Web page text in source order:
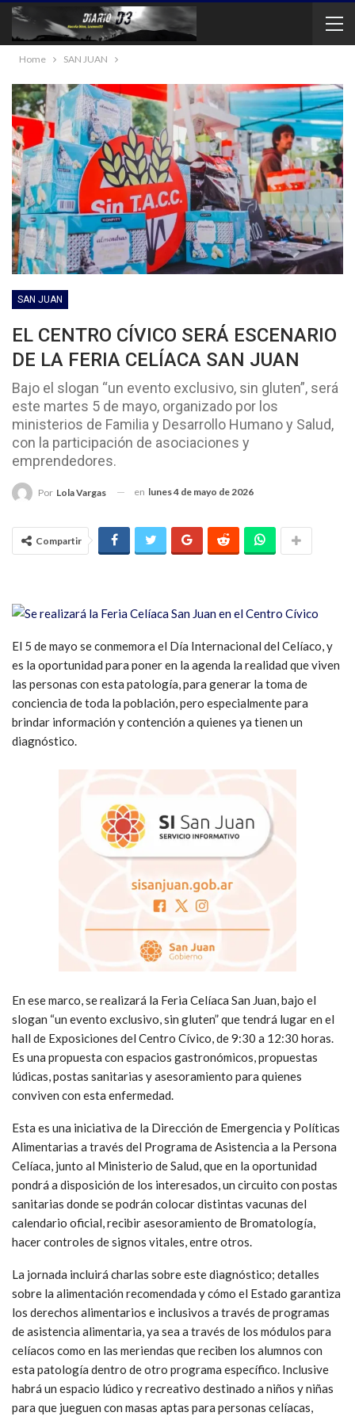
Home SAN JUAN
SAN JUAN
EL CENTRO CÍVICO SERÁ ESCENARIO
DE LA FERIA CELÍACA SAN JUAN
Bajo el slogan “un evento exclusivo, sin gluten”, será
este martes 5 de mayo, organizado por los
ministerios de Familia y Desarrollo Humano y Salud,
con la participación de asociaciones y
emprendedores.
Por Lola Vargas en lunes 4 de mayo de 2026
Compartir
El 5 de mayo se conmemora el Día Internacional del Celíaco, y
es la oportunidad para poner en la agenda la realidad que viven
las personas con esta patología, para generar la toma de
conciencia de toda la población, pero especialmente para
brindar información y contención a quienes ya tienen un
diagnóstico.
En ese marco, se realizará la Feria Celíaca San Juan, bajo el
slogan “un evento exclusivo, sin gluten” que tendrá lugar en el
hall de Exposiciones del Centro Cívico, de 9:30 a 12:30 horas.
Es una propuesta con espacios gastronómicos, propuestas
lúdicas, postas sanitarias y asesoramiento para quienes
conviven con esta enfermedad.
Esta es una iniciativa de la Dirección de Emergencia y Políticas
Alimentarias a través del Programa de Asistencia a la Persona
Celíaca, junto al Ministerio de Salud, que en la oportunidad
pondrá a disposición de los interesados, un circuito con postas
sanitarias donde se podrán colocar distintas vacunas del
calendario oficial, recibir asesoramiento de Bromatología,
hacer controles de signos vitales, entre otros.
La jornada incluirá charlas sobre este diagnóstico; detalles
sobre la alimentación recomendada y cómo el Estado garantiza
los derechos alimentarios e inclusivos a través de programas
de asistencia alimentaria, ya sea a través de los módulos para
celíacos como en las meriendas que reciben los alumnos con
esta patología dentro de otro programa específico. Inclusive
habrá un espacio lúdico y recreativo destinado a niños y niñas
para que jueguen con masas aptas para personas celíacas,